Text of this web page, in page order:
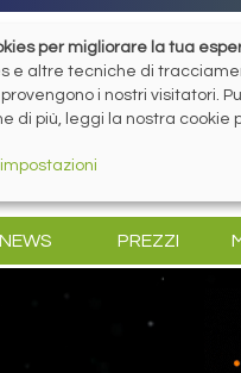
NEWS PREZZI
per migliorare la tua
e altre tecniche di
i nostri visitatori.
di più, leggi la nostra cookie